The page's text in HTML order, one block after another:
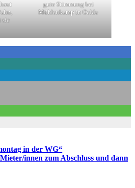
sie
gute Stimmung bei
Mühlenkamp in Oelde
in der WG“
innen zum Abschluss und dann